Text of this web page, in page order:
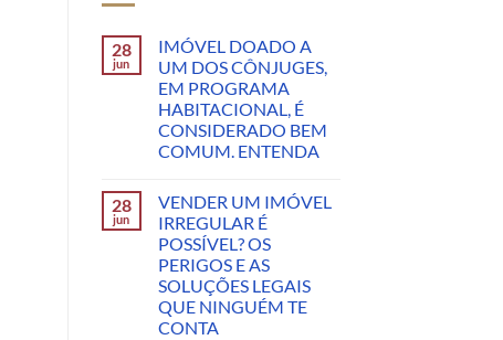
28
jun
IMÓVEL DOADO A
UM DOS CÔNJUGES,
EM PROGRAMA
HABITACIONAL, É
CONSIDERADO BEM
COMUM. ENTENDA
28
jun
VENDER UM IMÓVEL
IRREGULAR É
POSSÍVEL? OS
PERIGOS E AS
SOLUÇÕES LEGAIS
QUE NINGUÉM TE
CONTA